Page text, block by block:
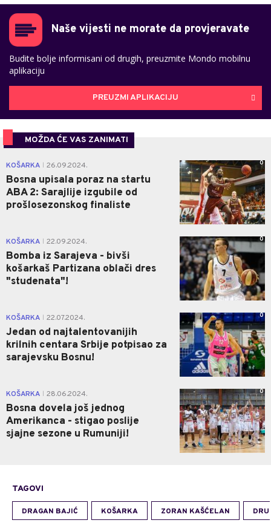
Naše vijesti ne morate da provjeravate
Budite bolje informisani od drugih, preuzmite Mondo mobilnu
aplikaciju
PREUZMI APLIKACIJU
MOŽDA ĆE VAS ZANIMATI
KOŠARKA 26.09.2024.
Bosna upisala poraz na startu
ABA 2: Sarajlije izgubile od
prošlosezonskog finaliste
0
KOŠARKA 22.09.2024.
Bomba iz Sarajeva - bivši
košarkaš Partizana oblači dres
"studenata"!
0
KOŠARKA 22.07.2024.
Jedan od najtalentovanijih
krilnih centara Srbije potpisao za
sarajevsku Bosnu!
0
KOŠARKA 28.06.2024.
Bosna dovela još jednog
Amerikanca - stigao poslije
sjajne sezone u Rumuniji!
0
TAGOVI
DRAGAN BAJIĆ KOŠARKA ZORAN KAŠĆELAN